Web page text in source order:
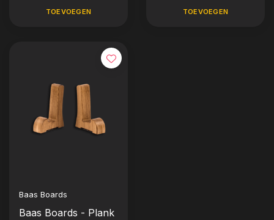
TOEVOEGEN TOEVOEGEN
Baas Boards
Baas Boards - Plank